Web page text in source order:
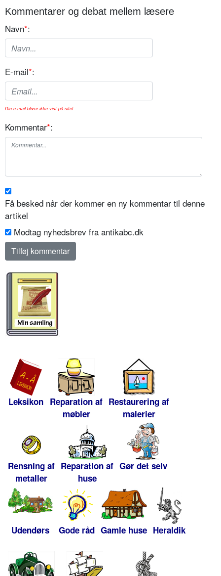
Kommentarer og debat mellem læsere
Navn*:
E-mail*:
Din e-mail bliver ikke vist på sitet.
Kommentar*:
Få besked når der kommer en ny kommentar til denne
artikel
Modtag nyhedsbrev fra antikabc.dk
Leksikon Reparation af
møbler
Restaurering af
malerier
Rensning af
metaller
Reparation af
huse
Gør det selv
Udendørs Gode råd Gamle huse Heraldik